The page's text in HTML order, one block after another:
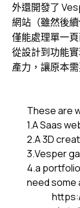
外還開發了
網站（雖然後
僅能處理單一
從設計到功能
產力，讓原本
These are
1.A Saas
2.A 3D
3.Vesper
4.a
need some